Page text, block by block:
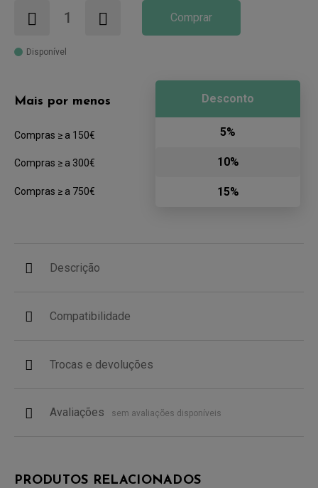
Comprar
Disponível
Mais por menos
Compras ≥ a 150€
Compras ≥ a 300€
Compras ≥ a 750€
Desconto
5%
10%
15%
Descrição
Compatibilidade
Trocas e devoluções
Avaliações sem avaliações disponíveis
PRODUTOS RELACIONADOS